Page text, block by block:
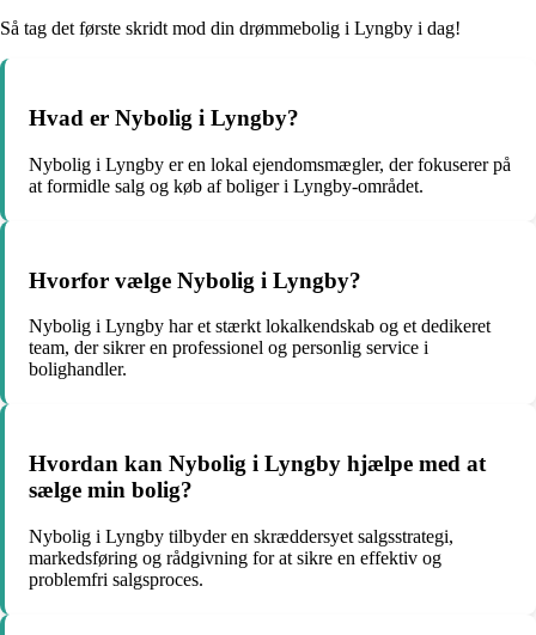
Så tag det første skridt mod din drømmebolig i Lyngby i dag!
Hvad er Nybolig i Lyngby?
Nybolig i Lyngby er en lokal ejendomsmægler, der fokuserer på
at formidle salg og køb af boliger i Lyngby-området.
Hvorfor vælge Nybolig i Lyngby?
Nybolig i Lyngby har et stærkt lokalkendskab og et dedikeret
team, der sikrer en professionel og personlig service i
bolighandler.
Hvordan kan Nybolig i Lyngby hjælpe med at
sælge min bolig?
Nybolig i Lyngby tilbyder en skræddersyet salgsstrategi,
markedsføring og rådgivning for at sikre en effektiv og
problemfri salgsproces.